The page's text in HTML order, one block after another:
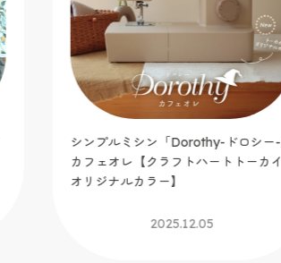
シンプルミシン「Dorothy-ドロシー-」
カフェオレ【クラフトハートトーカイ
オリジナルカラー】
2025.12.05